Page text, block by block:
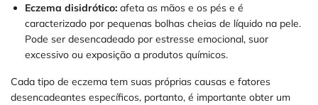
Eczema disidrótico: afeta as mãos e os pés e é
caracterizado por pequenas bolhas cheias de líquido na pele.
Pode ser desencadeado por estresse emocional, suor
excessivo ou exposição a produtos químicos.
Cada tipo de eczema tem suas próprias causas e fatores
desencadeantes específicos, portanto, é importante obter um